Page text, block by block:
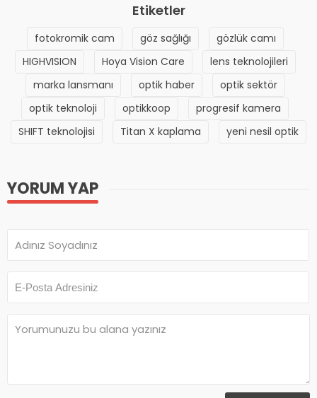
Etiketler
fotokromik cam göz sağlığı
gözlük camı
HIGHVISION
Hoya Vision Care
lens teknolojileri
marka lansmanı
optik haber
optik sektör
optik teknoloji
optikkoop
progresif kamera
SHIFT teknolojisi
Titan X kaplama yeni nesil optik
YORUM YAP